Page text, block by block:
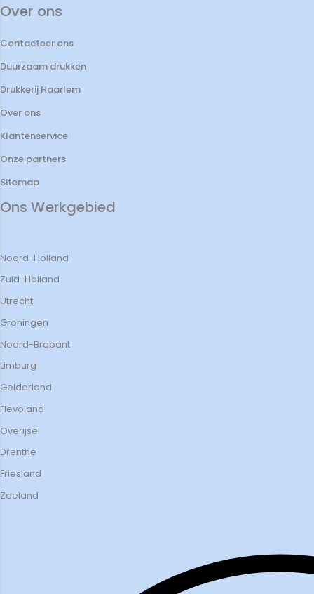
Over ons
Contacteer ons
Duurzaam drukken
Drukkerij Haarlem
Over ons
Klantenservice
Onze partners
Sitemap
Ons Werkgebied
Noord-Holland
Zuid-Holland
Utrecht
Groningen
Noord-Brabant
Limburg
Gelderland
Flevoland
Overijsel
Drenthe
Friesland
Zeeland